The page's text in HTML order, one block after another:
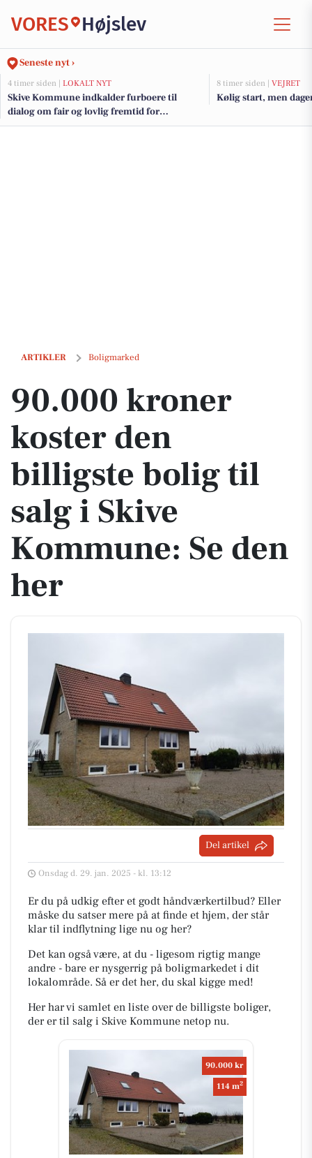
VORES Højslev
Seneste nyt ›
4 timer siden | LOKALT NYT
Skive Kommune indkalder furboere til
dialog om fair og lovlig fremtid for
færgeprioritering
8 timer siden | VEJRET
Kølig start, men
ARTIKLER Boligmarked
90.000 kroner koster den billigste bolig til salg i Skive Kommune:
90.000 kroner
koster den
billigste bolig til
salg i Skive
Kommune: Se den
her
Del artikel
Onsdag d. 29. jan. 2025 - kl. 13:12
Er du på udkig efter et godt håndværkertilbud? Eller
måske du satser mere på at finde et hjem, der står
klar til indflytning lige nu og her?
Det kan også være, at du - ligesom rigtig mange
andre - bare er nysgerrig på boligmarkedet i dit
lokalområde. Så er det her, du skal kigge med!
Her har vi samlet en liste over de billigste boliger,
der er til salg i Skive Kommune netop nu.
90.000 kr
114 m2